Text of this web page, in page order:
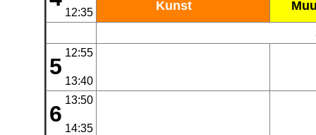
12:35 Kunst
5
12:55
13:40
6
13:50
14:35